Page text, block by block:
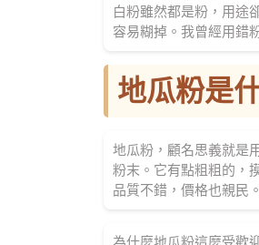
白粉雖然都是粉，用途
容易糊掉。我曾經用錯
地瓜粉是
地瓜粉，顧名思義就是
粉末。它有點粗粗的，
品質不錯，價格也親民。
為什麼地瓜粉這麼受歡